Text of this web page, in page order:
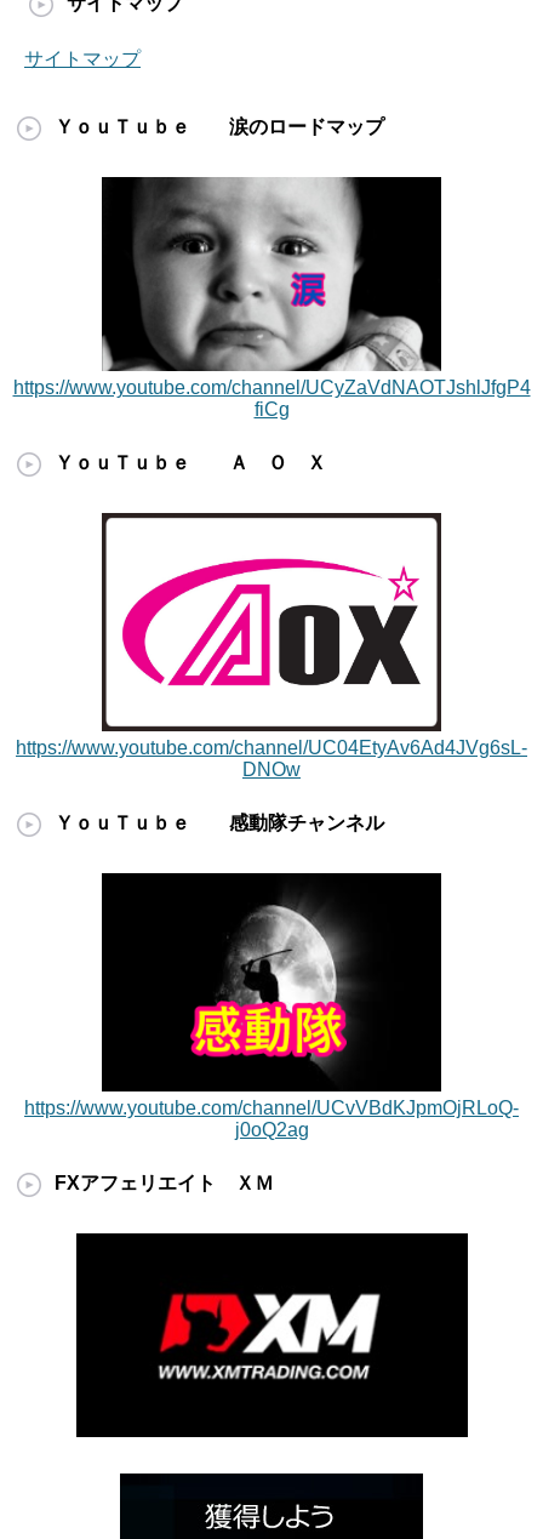
サイトマップ
ＹｏｕＴｕｂｅ 涙のロードマップ
https://www.youtube.com/channel/UCyZaVdNAOTJshlJfgP4
fiCg
ＹｏｕＴｕｂｅ Ａ Ｏ Ｘ
https://www.youtube.com/channel/UC04EtyAv6Ad4JVg6sL-
DNOw
ＹｏｕＴｕｂｅ 感動隊チャンネル
https://www.youtube.com/channel/UCvVBdKJpmOjRLoQ-
j0oQ2ag
FXアフェリエイト ＸＭ